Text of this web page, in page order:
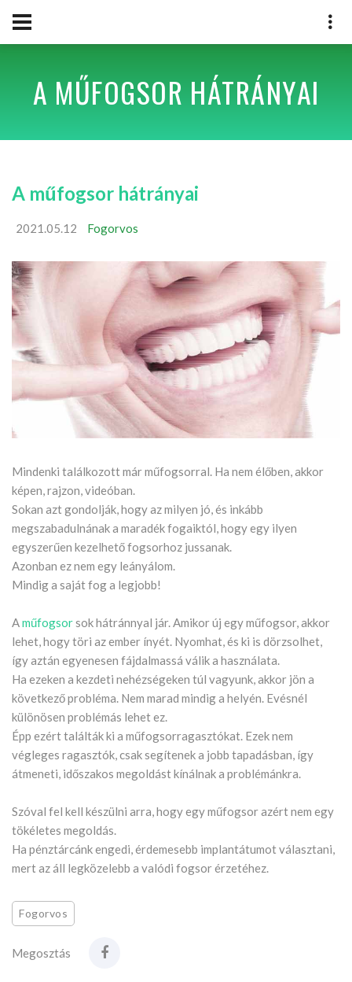
A MŰFOGSOR HÁTRÁNYAI
A műfogsor hátrányai
2021.05.12 Fogorvos
Mindenki találkozott már műfogsorral. Ha nem élőben, akkor
képen, rajzon, videóban.
Sokan azt gondolják, hogy az milyen jó, és inkább
megszabadulnának a maradék fogaiktól, hogy egy ilyen
egyszerűen kezelhető fogsorhoz jussanak.
Azonban ez nem egy leányálom.
Mindig a saját fog a legjobb!
Aműfogsorsok hátránnyal jár. Amikor új egy műfogsor, akkor
lehet, hogy töri az ember ínyét. Nyomhat, és ki is dörzsolhet,
így aztán egyenesen fájdalmassá válik a használata.
Ha ezeken a kezdeti nehézségeken túl vagyunk, akkor jön a
következő probléma. Nem marad mindig a helyén. Evésnél
különösen problémás lehet ez.
Épp ezért találták ki a műfogsorragasztókat. Ezek nem
végleges ragasztók, csak segítenek a jobb tapadásban, így
átmeneti, időszakos megoldást kínálnak a problémánkra.
Szóval fel kell készülni arra, hogy egy műfogsor azért nem egy
tökéletes megoldás.
Ha pénztárcánk engedi, érdemesebb implantátumot választani,
mert az áll legközelebb a valódi fogsor érzetéhez.
Fogorvos
Megosztás